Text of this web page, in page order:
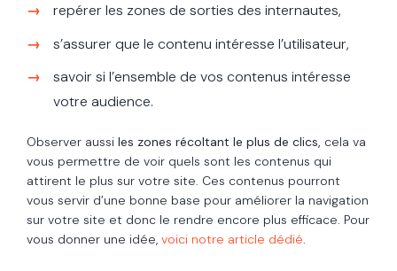
repérer les zones de sorties des internautes,
s’assurer que le contenu intéresse l’utilisateur,
savoir si l’ensemble de vos contenus intéresse
votre audience.
Observer aussi les zones récoltant le plus de clics, cela va
vous permettre de voir quels sont les contenus qui
attirent le plus sur votre site. Ces contenus pourront
vous servir d’une bonne base pour améliorer la navigation
sur votre site et donc le rendre encore plus efficace. Pour
vous donner une idée, voici notre article dédié.